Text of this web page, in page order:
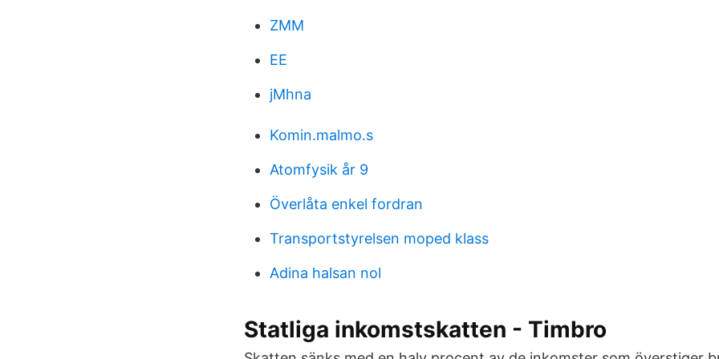
ZMM
EE
jMhna
Komin.malmo.s
Atomfysik år 9
Överlåta enkel fordran
Transportstyrelsen moped klass
Adina halsan nol
Statliga inkomstskatten - Timbro